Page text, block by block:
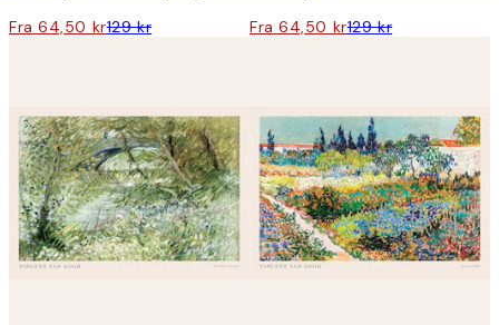
Fra 64,50 kr129 kr Fra 64,50 kr129 kr